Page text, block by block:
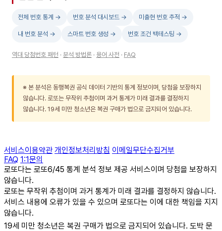
전체 번호 통계 → 번호 분석 대시보드 → 미출현 번호 추적 →
내 번호 분석 → 스마트 번호 생성 → 번호 조건 백테스팅 →
역대 당첨번호 패턴 · 분석 방법론 · 용어 사전 · FAQ
※ 본 분석은 동행복권 공식 데이터 기반의 통계 정보이며, 당첨을 보장하지
않습니다. 로또는 무작위 추첨이며 과거 통계가 미래 결과를 결정하지
않습니다. 19세 미만 청소년은 복권 구매가 법으로 금지되어 있습니다.
서비스이용약관 개인정보처리방침 이메일무단수집거부
FAQ 1:1문의
로또다는 로또6/45 통계 분석 정보 제공 서비스이며 당첨을 보장하지
않습니다.
로또는 무작위 추첨이며 과거 통계가 미래 결과를 결정하지 않습니다.
서비스 내용에 오류가 있을 수 있으며 로또다는 이에 대한 책임을 지지
않습니다.
19세 미만 청소년은 복권 구매가 법으로 금지되어 있습니다. 도박 문